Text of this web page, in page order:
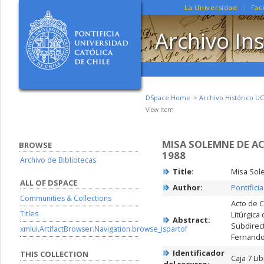
La Universidad
Archivo
DSpace Home
Archivo Histórico UC
View Item
MISA SOLEMNE DE
1988
Title:
Misa
Author:
Abstract:
Acto de
Litúrgica
Identificador
Caja 7
BROWSE
Archivo de Bibliotecas
ALL OF DSPACE
Communities & Collections
Titles
xmlui.ArtifactBrowser.Navigation.browse_ispartof
THIS COLLECTION